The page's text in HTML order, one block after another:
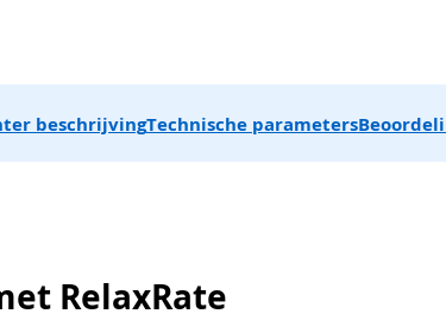
beschrijvingTechnische parameters
RelaxRate